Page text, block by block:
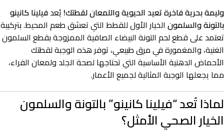
وليمة بحرية فاخرة تعيد الحيوية واللمعان لقطتك! يُعدفيلينا كانينو
بالتونة والسلمون الخيار الأول للقطط التي تعشق طعم المحيط. بتركيبة
تعتمد على قطع لحم التونة البيضاء الصافية الممزوجة بقطع السلمون
الغنية، والمغمورة في مرق طبيعي، توفر هذه الوجبة لقطتك
الأحماض الدهنية الأساسية التي تحتاجها لصحة الجلد ولمعان الفراء،
مما يجعلها الوجبة المثالية لجميع الأعمار.
لماذا تُعد “فيلينا كانينو” بالتونة والسلمون
الخيار الصحي الأمثل؟